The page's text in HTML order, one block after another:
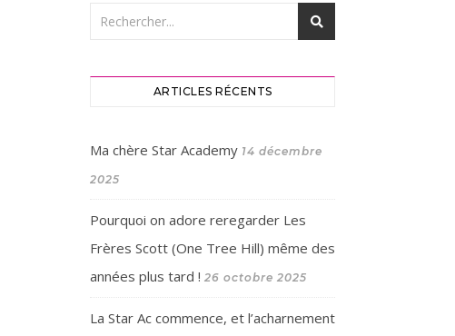
ARTICLES RÉCENTS
Ma chère Star Academy 14 décembre
2025
Pourquoi on adore reregarder Les
Frères Scott (One Tree Hill) même des
années plus tard ! 26 octobre 2025
La Star Ac commence, et l’acharnement